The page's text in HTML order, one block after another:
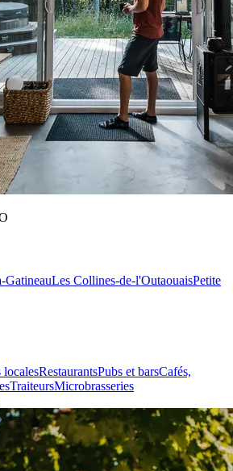
GatineauLes Collines-de-l'OutaouaisPetite
localesRestaurantsPubs et barsCafés,
TraiteursMicrobrasseries